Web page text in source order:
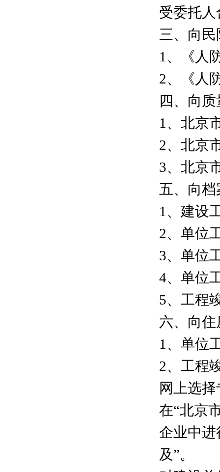
受委托
三、向
1、《人
2、《人
四、向
1、北京
2、北京
3、北京
五、向
1、建设
2、单位
3、单位
4、单位
5、工程
六、向
1、单位
2、工程
网上选
在“北京
企业中进
及”。